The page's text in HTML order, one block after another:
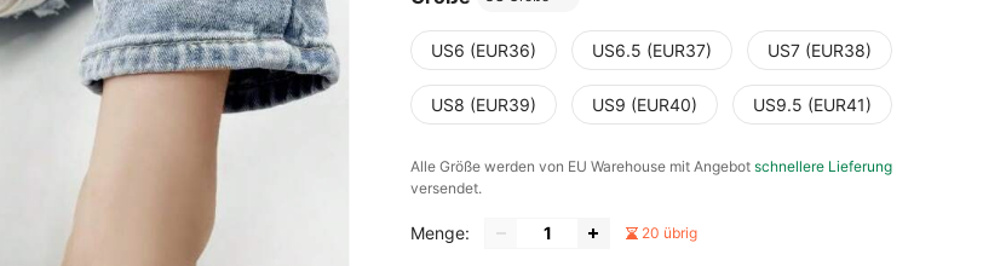
US6 (EUR36) US6.5 (EUR37) US7 (EUR38)
US8 (EUR39) US9 (EUR40) US9.5 (EUR41)
Alle Größe werden von EU Warehouse mit Angebot schnellere Lieferung
versendet.
Menge: 20 übrig